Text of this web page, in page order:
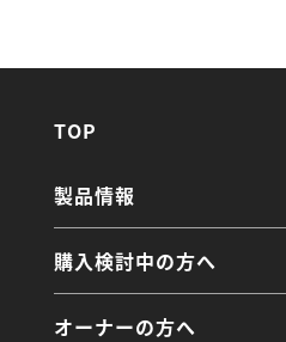
TOP
製品情報
購入検討中の方へ
オーナーの方へ